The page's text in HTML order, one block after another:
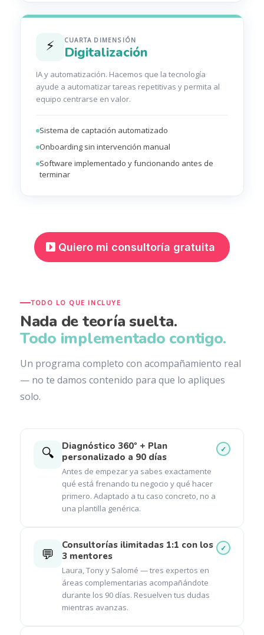
⚡ CUARTA DIMENSIÓN
Digitalización
IA y automatización. Hacemos que la tecnología
ayude a automatizar tareas repetitivas y permita al
equipo centrarse en valor.
Sistema de captación automatizado
Onboarding sin intervención manual
Software implementado y funcionando antes de
terminar
Quiero mi consultoría gratuita
TODO LO QUE INCLUYE
Nada de teoría suelta.
Todo implementado contigo.
Un programa completo con acompañamiento real
— no te damos contenido para que lo apliques
solo.
🔍
Diagnóstico 360º + Plan
personalizado a 90 días
Antes de empezar ya sabes exactamente
qué está frenando tu negocio y qué hacer
primero. Adaptado a tu caso concreto, no a
una plantilla genérica.
💬
Consultorías ilimitadas 1:1 con los
3 mentores
Laura, Tony y Salomé — tres expertos en
áreas complementarias acompañándote
durante los 90 días. Resuelven tus dudas
mientras avanzas.